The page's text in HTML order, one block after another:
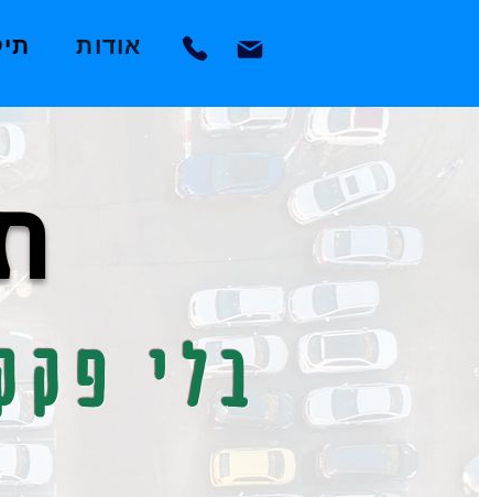
אודות
בלי